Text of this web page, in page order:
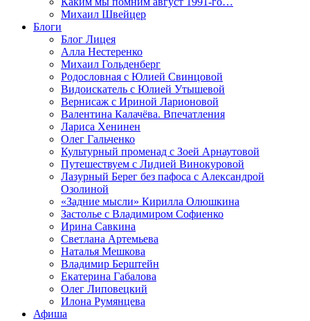
Михаил Швейцер
Блоги
Блог Лицея
Алла Нестеренко
Михаил Гольденберг
Родословная с Юлией Свинцовой
Видоискатель с Юлией Утышевой
Вернисаж с Ириной Ларионовой
Валентина Калачёва. Впечатления
Лариса Хенинен
Олег Гальченко
Культурный променад с Зоей Арнаутовой
Путешествуем с Лидией Винокуровой
Лазурный Берег без пафоса с Александрой
Озолиной
«Задние мысли» Кирилла Олюшкина
Застолье с Владимиром Софиенко
Ирина Савкина
Светлана Артемьева
Наталья Мешкова
Владимир Берштейн
Екатерина Габалова
Олег Липовецкий
Илона Румянцева
Афиша